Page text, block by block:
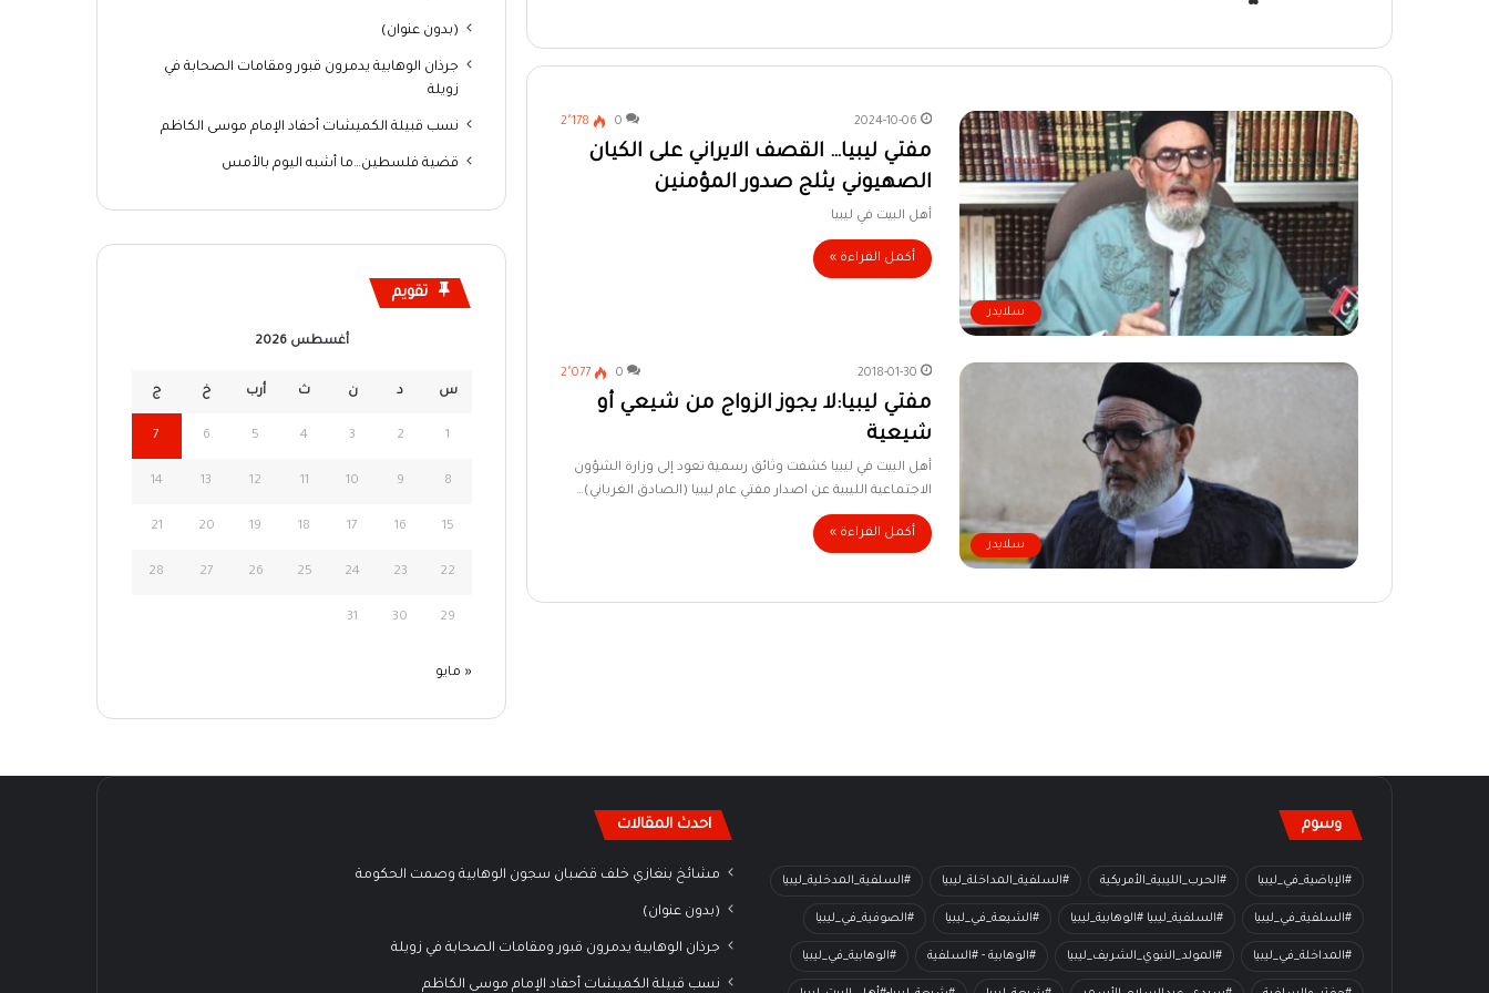
سلايدر
2024-10-06
0 2٬178
مفتي ليبيا… القصف الايراني على الكيان
الصهيوني يثلج صدور المؤمنين
أهل البيت في ليبيا
أكمل القراءة »
سلايدر
2018-01-30
0 2٬077
مفتي ليبيا:لا يجوز الزواج من شيعي أو
شيعية
أهل البيت في ليبيا كشفت وثائق رسمية تعود إلى وزارة الشؤون
الاجتماعية الليبية عن اصدار مفتي عام ليبيا (الصادق الغرياني)…
أكمل القراءة »
(بدون عنوان)
جرذان الوهابية يدمرون قبور ومقامات الصحابة في
زويلة
نسب قبيلة الكميشات أحفاد الإمام موسى الكاظم
قضية فلسطين…ما أشبه اليوم بالأمس
تقويم
أغسطس 2026
س د ن ث أرب خ ج
1
2
3
4
5
6
7
8
9
10
11
12
13
14
15
16
17
18
19
20
21
22
23
24
25
26
27
28
29
30
31
« مايو
وسوم
#الإباضية_في_ليبيا #الحرب_الليبية_الأمريكية #السلفية_المداخلة_ليبيا #السلفية_المدخلية_ليبيا
#السلفية_في_ليبيا #السلفية_ليبيا #الوهابية_ليبيا #الشيعة_في_ليبيا #الصوفية_في_ليبيا
#المداخلة_في_ليبيا #المولد_النبوي_الشريف_ليبيا #الوهابية - #السلفية #الوهابية_في_ليبيا
احدث المقالات
مشائخ بنغازي خلف قضبان سجون الوهابية وصمت الحكومة
(بدون عنوان)
جرذان الوهابية يدمرون قبور ومقامات الصحابة في زويلة
نسب قبيلة الكميشات أحفاد الإمام موسى الكاظم